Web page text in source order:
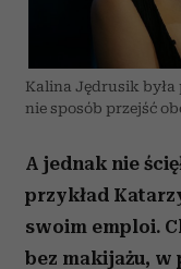
Kalina Jędrusik
nie sposób przejść
A jednak nie
przykład
swoim emploi.
bez makijażu,